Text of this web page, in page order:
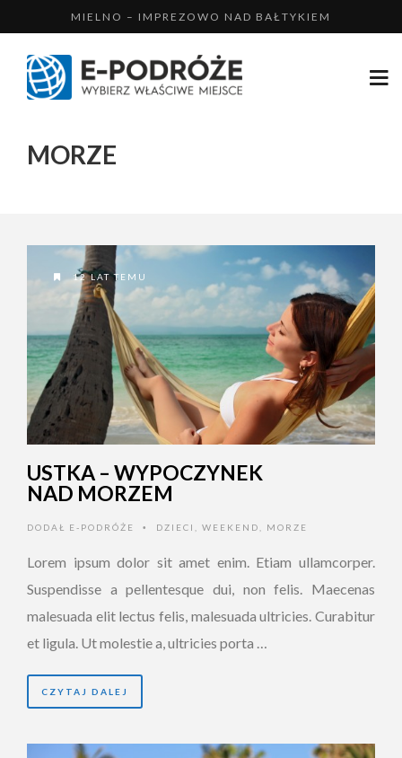
MIELNO – IMPREZOWO NAD BAŁTYKIEM
ZAKOPANE – NA NARTY Z RODZINĄ...
USTKA – WYPOCZYNEK NAD MORZEM
MORZE
12 LAT TEMU
USTKA – WYPOCZYNEK
NAD MORZEM
DODAŁ E-PODRÓŻE • DZIECI WEEKEND MORZE
Lorem ipsum dolor sit amet enim. Etiam ullamcorper.
Suspendisse a pellentesque dui, non felis. Maecenas
malesuada elit lectus felis, malesuada ultricies. Curabitur
et ligula. Ut molestie a, ultricies porta …
CZYTAJ DALEJ